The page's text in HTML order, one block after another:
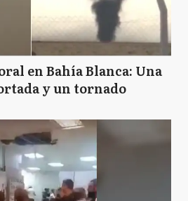
C. Paz
en Bahía Blanca: Una
y un tornado